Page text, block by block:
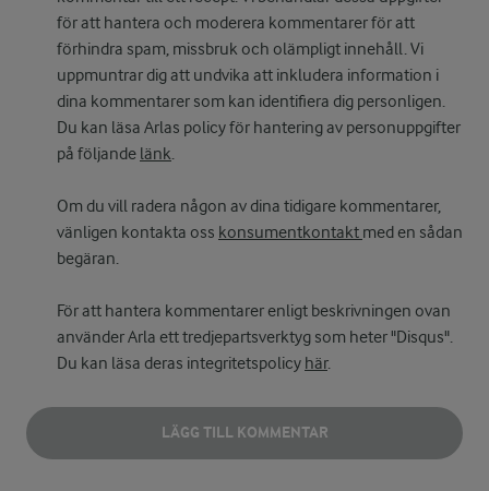
för att hantera och moderera kommentarer för att
förhindra spam, missbruk och olämpligt innehåll. Vi
uppmuntrar dig att undvika att inkludera information i
dina kommentarer som kan identifiera dig personligen.
Du kan läsa Arlas policy för hantering av personuppgifter
på följande länk.
Om du vill radera någon av dina tidigare kommentarer,
vänligen kontakta oss konsumentkontakt med en sådan
begäran.
För att hantera kommentarer enligt beskrivningen ovan
använder Arla ett tredjepartsverktyg som heter "Disqus".
Du kan läsa deras integritetspolicy här.
LÄGG TILL KOMMENTAR